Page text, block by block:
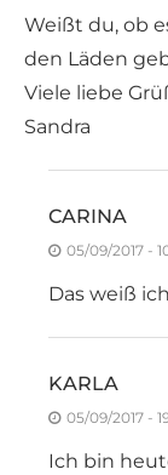
Weißt du, ob
den Läden
Viele liebe
Sandra
CARINA
05/09/2017 -
Das weiß
KARLA
05/09/2017 -
Ich bin